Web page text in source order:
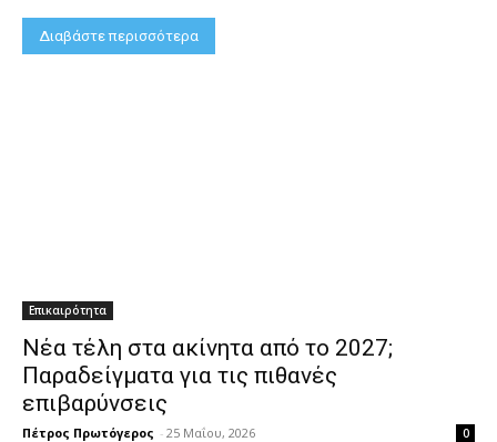
Διαβάστε περισσότερα
Επικαιρότητα
Νέα τέλη στα ακίνητα από το 2027;
Παραδείγματα για τις πιθανές
επιβαρύνσεις
Πέτρος Πρωτόγερος - 25 Μαΐου, 2026 0